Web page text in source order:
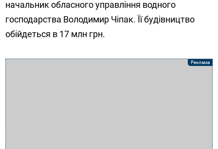
начальник обласного управління водного
господарства Володимир Чіпак. Її будівництво
обійдеться в 17 млн грн.